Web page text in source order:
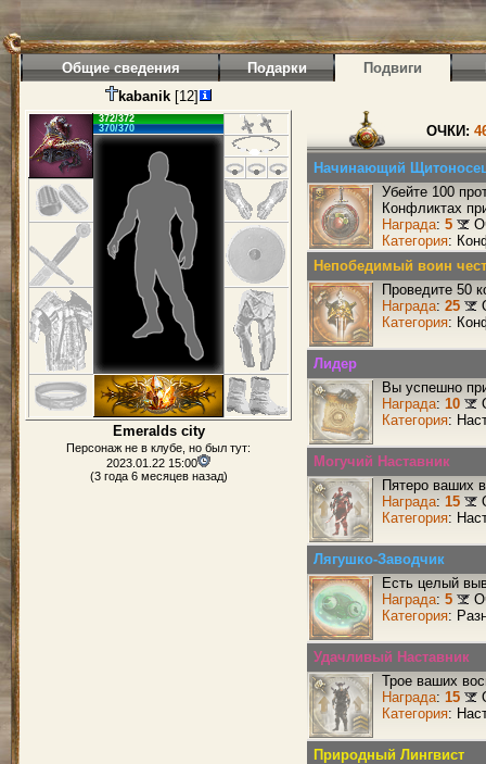
Общие сведения Подарки Подвиги
kabanik [12]
372/372
370/370
Emeralds city
Персонаж не в клубе, но был тут:
2023.01.22 15:00
(3 года 6 месяцев назад)
ОЧКИ:
Начинающий
Убейте 100
Конфликтах
Награда: 5
Категория:
Непобедимый воин
Проведите 50
Награда: 25
Категория:
Лидер
Вы успешно
Награда: 10
Категория:
Могучий Наставник
Пятеро ваших
Награда: 15
Категория:
Лягушко-Заводчик
Есть целый
Награда: 5
Категория:
Удачливый Наставник
Трое ваших
Награда: 15
Категория:
Природный Лингвист